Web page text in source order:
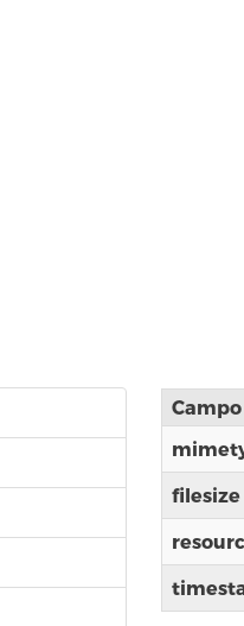
Campo
filesize